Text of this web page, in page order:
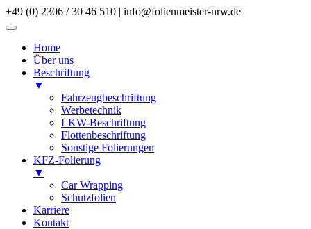
+49 (0) 2306 / 30 46 510 | info@folienmeister-nrw.de
Home
Über uns
Beschriftung
▼
Fahrzeugbeschriftung
Werbetechnik
LKW-Beschriftung
Flottenbeschriftung
Sonstige Folierungen
KFZ-Folierung
▼
Car Wrapping
Schutzfolien
Karriere
Kontakt